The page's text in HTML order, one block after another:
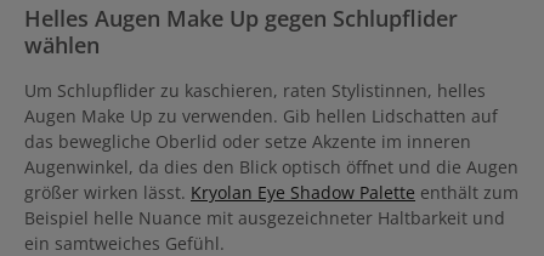
Helles Augen Make Up gegen Schlupflider
wählen
Um Schlupflider zu kaschieren, raten Stylistinnen, helles
Augen Make Up zu verwenden. Gib hellen Lidschatten auf
das bewegliche Oberlid oder setze Akzente im inneren
Augenwinkel, da dies den Blick optisch öffnet und die Augen
größer wirken lässt. Kryolan Eye Shadow Palette enthält zum
Beispiel helle Nuance mit ausgezeichneter Haltbarkeit und
ein samtweiches Gefühl.